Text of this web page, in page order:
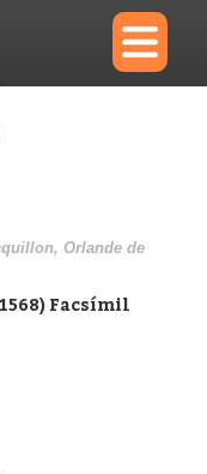
×
Diccionario
Orlande de
Facsímil